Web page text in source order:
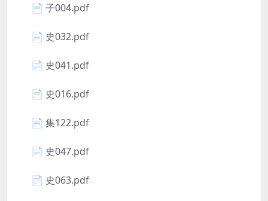
📄 子004.pdf
📄 史032.pdf
📄 史041.pdf
📄 史016.pdf
📄 集122.pdf
📄 史047.pdf
📄 史063.pdf